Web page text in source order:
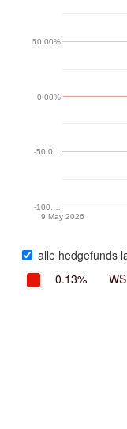
9 May 2026
-100.…
-50.0…
0.00%
50.00%
alle hedgefunds
0.13%